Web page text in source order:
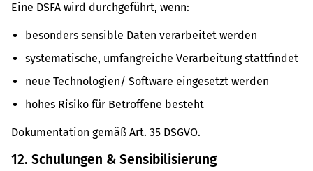
Eine DSFA wird durch­ge­führt, wenn:
beson­ders sen­si­ble Daten ver­ar­bei­tet werden
sys­te­ma­ti­sche, umfang­rei­che Ver­ar­bei­tung statt­fin­det
neue Tech­no­lo­gien/ Soft­ware ein­ge­setzt werden
hohes Risiko für Betrof­fene besteht
Doku­men­ta­tion gemäß Art. 35 DSGVO.
12. Schu­lun­gen & Sen­si­bi­li­sie­rung